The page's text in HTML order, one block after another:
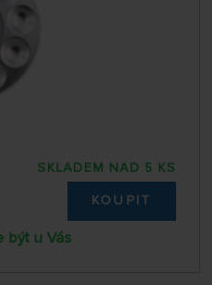
SKLADEM NAD 5 KS
KOUPIT
být u Vás